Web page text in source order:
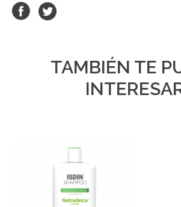
TAMBIÉN TE